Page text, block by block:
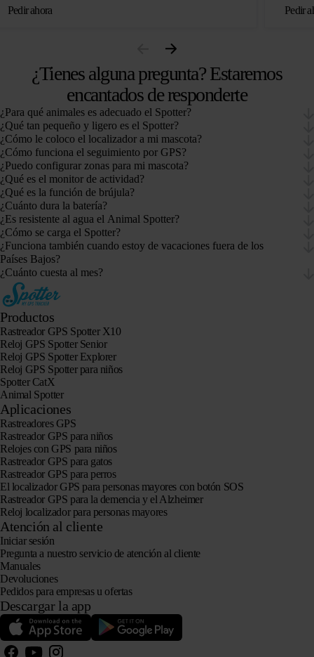
Pedir ahora Pedir
¿Tienes alguna pregunta? Estaremos
encantados de responderte
¿Para qué animales es adecuado el Spotter?
¿Qué tan pequeño y ligero es el Spotter?
¿Cómo le coloco el localizador a mi mascota?
¿Cómo funciona el seguimiento por GPS?
¿Puedo configurar zonas para mi mascota?
¿Qué es el monitor de actividad?
¿Qué es la función de brújula?
¿Cuánto dura la batería?
¿Es resistente al agua el Animal Spotter?
¿Cómo se carga el Spotter?
¿Funciona también cuando estoy de vacaciones fuera de los
Países Bajos?
¿Cuánto cuesta al mes?
Productos
Rastreador GPS Spotter X10
Reloj GPS Spotter Senior
Reloj GPS Spotter Explorer
Reloj GPS Spotter para niños
Spotter CatX
Animal Spotter
Aplicaciones
Rastreadores GPS
Rastreador GPS para niños
Relojes con GPS para niños
Rastreador GPS para gatos
Rastreador GPS para perros
El localizador GPS para personas mayores con botón SOS
Rastreador GPS para la demencia y el Alzheimer
Reloj localizador para personas mayores
Atención al cliente
Iniciar sesión
Pregunta a nuestro servicio de atención al cliente
Manuales
Devoluciones
Pedidos para empresas u ofertas
Descargar la app